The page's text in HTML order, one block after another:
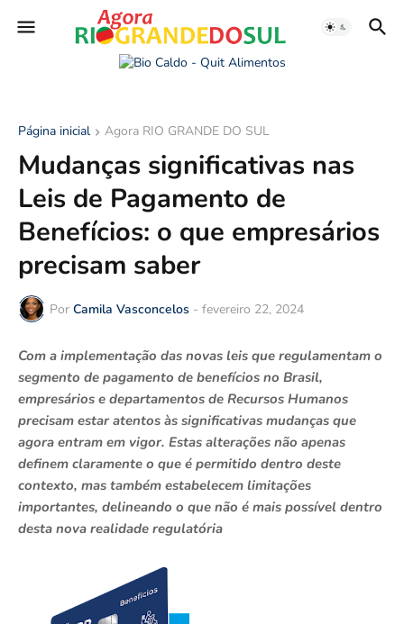
Página inicial Agora RIO GRANDE DO SUL
Mudanças significativas nas
Leis de Pagamento de
Benefícios: o que empresários
precisam saber
Por Camila Vasconcelos - fevereiro 22, 2024
Com a implementação das novas leis que regulamentam o
segmento de pagamento de benefícios no Brasil,
empresários e departamentos de Recursos Humanos
precisam estar atentos às significativas mudanças que
agora entram em vigor. Estas alterações não apenas
definem claramente o que é permitido dentro deste
contexto, mas também estabelecem limitações
importantes, delineando o que não é mais possível dentro
desta nova realidade regulatória